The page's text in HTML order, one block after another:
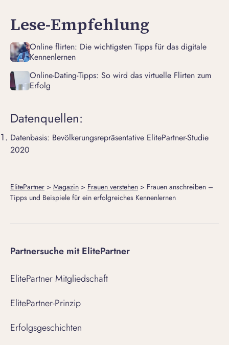
Lese-Empfehlung
Online flirten: Die wichtigsten Tipps für das digitale
Kennenlernen
Online-Dating-Tipps: So wird das virtuelle Flirten zum
Erfolg
Datenquellen:
Datenbasis: Bevölkerungsrepräsentative ElitePartner-Studie
2020
ElitePartner > Magazin > Frauen verstehen > Frauen anschreiben –
Tipps und Beispiele für ein erfolgreiches Kennenlernen
Partnersuche mit ElitePartner
ElitePartner Mitgliedschaft
ElitePartner-Prinzip
Erfolgsgeschichten